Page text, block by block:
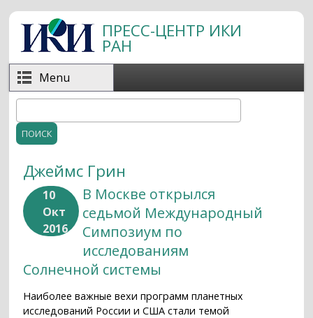
Перейти к основному содержанию
ПРЕСС-ЦЕНТР ИКИ
РАН
Menu
Форма поиска
Джеймс Грин
10
Окт
2016
В Москве открылся
седьмой Международный
Симпозиум по
исследованиям
Солнечной системы
Наиболее важные вехи программ планетных
исследований России и США стали темой